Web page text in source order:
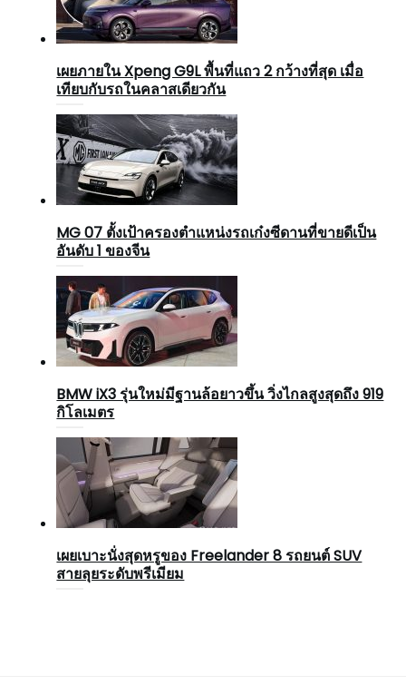
เผยภายใน Xpeng G9L พื้นที่แถว 2 กว้างที่สุด เมื่อ
เทียบกับรถในคลาสเดียวกัน
MG 07 ตั้งเป้าครองตำแหน่งรถเก๋งซีดานที่ขายดีเป็น
อันดับ 1 ของจีน
BMW iX3 รุ่นใหม่มีฐานล้อยาวขึ้น วิ่งไกลสูงสุดถึง 919
กิโลเมตร
เผยเบาะนั่งสุดหรูของ Freelander 8 รถยนต์ SUV
สายลุยระดับพรีเมียม